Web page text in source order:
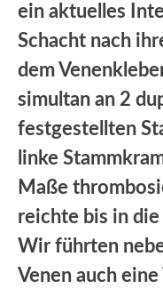
ein aktuelles
Schacht nach
dem
simultan an 2
festgestellten
linke
Maße
reichte bis in
Wir führten
Venen auch